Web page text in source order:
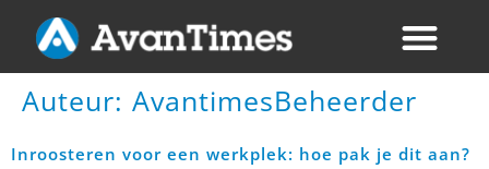
Auteur: AvantimesBeheerder
Inroosteren voor een werkplek: hoe pak je dit aan?